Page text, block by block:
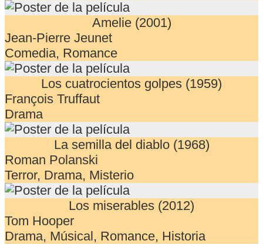
Amelie (2001)
Jean-Pierre Jeunet
Comedia, Romance
Los cuatrocientos golpes (1959)
François Truffaut
Drama
La semilla del diablo (1968)
Roman Polanski
Terror, Drama, Misterio
Los miserables (2012)
Tom Hooper
Drama, Músical, Romance, Historia